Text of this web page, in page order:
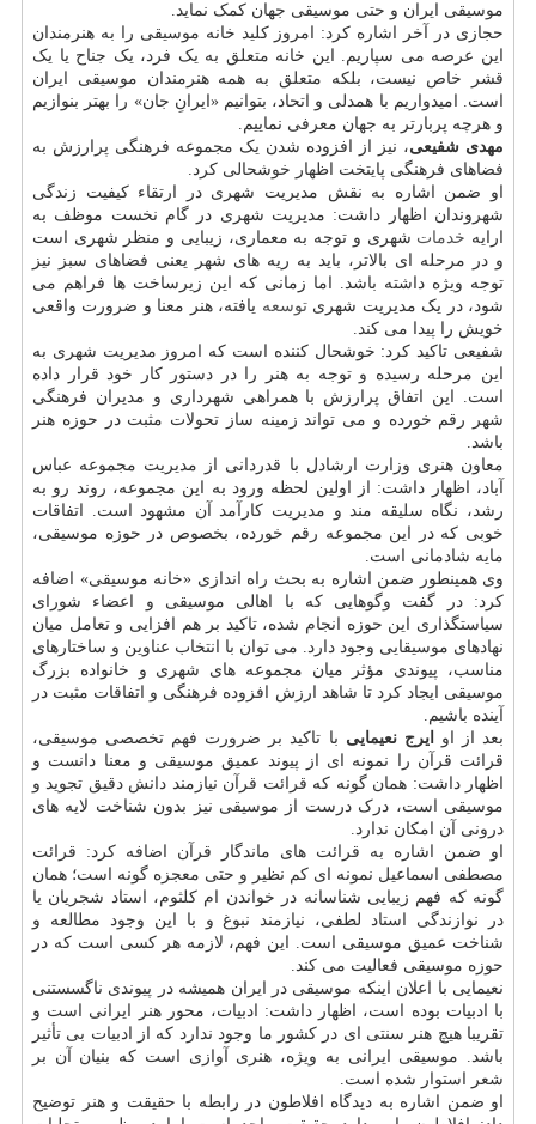
موسیقی ایران و حتی موسیقی جهان کمک نماید.
حجازی در آخر اشاره کرد: امروز کلید خانه موسیقی را به هنرمندان
این عرصه می سپاریم. این خانه متعلق به یک فرد، یک جناح یا یک
قشر خاص نیست، بلکه متعلق به همه هنرمندان موسیقی ایران
است. امیدواریم با همدلی و اتحاد، بتوانیم «ایرانِ جان» را بهتر بنوازیم
و هرچه پربارتر به جهان معرفی نماییم.
مهدی شفیعی، نیز از افزوده شدن یک مجموعه فرهنگی پرارزش به
فضاهای فرهنگی پایتخت اظهار خوشحالی کرد.
او ضمن اشاره به نقش مدیریت شهری در ارتقاء کیفیت زندگی
شهروندان اظهار داشت: مدیریت شهری در گام نخست موظف به
ارایه خدمات شهری و توجه به معماری، زیبایی و منظر شهری است
و در مرحله ای بالاتر، باید به ریه های شهر یعنی فضاهای سبز نیز
توجه ویژه داشته باشد. اما زمانی که این زیرساخت ها فراهم می
شود، در یک مدیریت شهریتوسعه یافته، هنر معنا و ضرورت واقعی
خویش را پیدا می کند.
شفیعی تاکید کرد: خوشحال کننده است که امروز مدیریت شهری به
این مرحله رسیده و توجه به هنر را در دستور کار خود قرار داده
است. این اتفاق پرارزش با همراهی شهرداری و مدیران فرهنگی
شهر رقم خورده و می تواند زمینه ساز تحولات مثبت در حوزه هنر
باشد.
معاون هنری وزارت ارشادل با قدردانی از مدیریت مجموعه عباس
آباد، اظهار داشت: از اولین لحظه ورود به این مجموعه، روند رو به
رشد، نگاه سلیقه مند و مدیریت کارآمد آن مشهود است. اتفاقات
خوبی که در این مجموعه رقم خورده، بخصوص در حوزه موسیقی،
مایه شادمانی است.
وی همینطور ضمن اشاره به بحث راه اندازی «خانه موسیقی» اضافه
کرد: در گفت وگوهایی که با اهالی موسیقی و اعضاء شورای
سیاستگذاری این حوزه انجام شده، تاکید بر هم افزایی و تعامل میان
نهادهای موسیقایی وجود دارد. می توان با انتخاب عناوین و ساختارهای
مناسب، پیوندی مؤثر میان مجموعه های شهری و خانواده بزرگ
موسیقی ایجاد کرد تا شاهد ارزش افزوده فرهنگی و اتفاقات مثبت در
آینده باشیم.
بعد از او
ایرج نعیمایی با تاکید بر ضرورت فهم تخصصی موسیقی،
قرائت قرآن را نمونه ای از پیوند عمیق موسیقی و معنا دانست و
اظهار داشت: همان گونه که قرائت قرآن نیازمند دانش دقیق تجوید و
موسیقی است، درک درست از موسیقی نیز بدون شناخت لایه های
درونی آن امکان ندارد.
او ضمن اشاره به قرائت های ماندگار قرآن اضافه کرد: قرائت
مصطفی اسماعیل نمونه ای کم نظیر و حتی معجزه گونه است؛ همان
گونه که فهم زیبایی شناسانه در خواندن ام کلثوم، استاد شجریان یا
در نوازندگی استاد لطفی، نیازمند نبوغ و با این وجود مطالعه و
شناخت عمیق موسیقی است. این فهم، لازمه هر کسی است که در
حوزه موسیقی فعالیت می کند.
نعیمایی با اعلان اینکه موسیقی در ایران همیشه در پیوندی ناگسستنی
با ادبیات بوده است، اظهار داشت: ادبیات، محور هنر ایرانی است و
تقریبا هیچ هنر سنتی ای در کشور ما وجود ندارد که از ادبیات بی تأثیر
باشد. موسیقی ایرانی به ویژه، هنری آوازی است که بنیان آن بر
شعر استوار شده است.
او ضمن اشاره به دیدگاه افلاطون در رابطه با حقیقت و هنر توضیح